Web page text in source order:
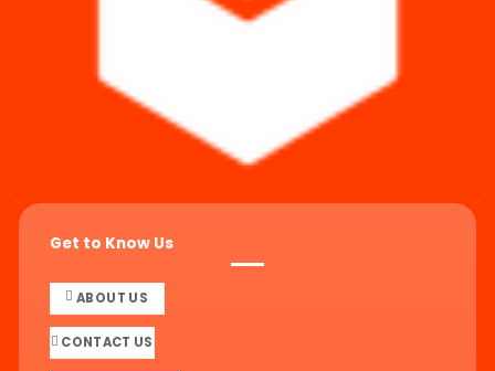
Get to Know Us
ABOUT US
CONTACT US